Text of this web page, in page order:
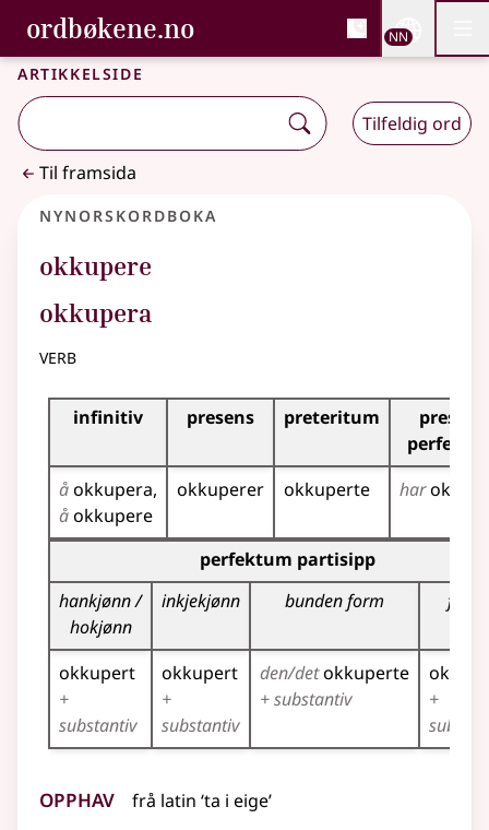
Gå til hovudinnhald
Tilgjenge
ordbøkene.no, Bokmålsordboka og
Bokmålsordboka og Nynorskordboka
NN
Artikkelside
Tilfeldig ord
Til framsida
Nynorskordboka
okkupere
okkupera
verb
Bøyningstabell for dette verbet
infinitiv presens preteritum
presens
åokkupera
åokkupere
okkuperer okkuperte har
Bøyningstabell for dette verbet (partisippformer)
perfektum partisipp
hankjønn /
hokjønn
inkjekjønn bunden form
okkupert
+
substantiv
okkupert
+
substantiv
den/detokkuperte
+ substantiv
+
Opphav frå latin ‘ta i eige’